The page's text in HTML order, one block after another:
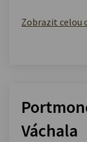
Zobrazit celou
Váchala